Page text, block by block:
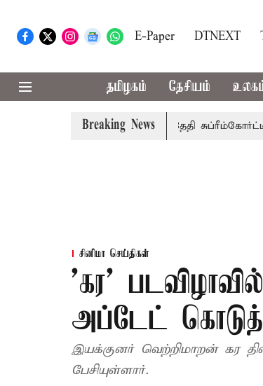
E-Paper DTNEXT
தமிழகம் தேசியம்
Breaking News
வழக்கு; வரும் 14ம்தேதி சுப்ரீம்கோர்ட்டில்
சினிமா செய்திகள்
'கர'
அப்டேட்
இயக்குனர் வெற்றிமாறன் கர
பேசியுள்ளார்.